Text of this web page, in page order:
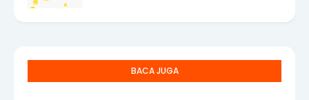
BACA JUGA